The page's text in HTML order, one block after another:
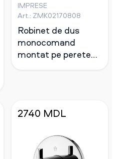
IMPRESE
Art.: ZMK02170808
Robinet de dus
monocomand
montat pe perete
2740 MDL